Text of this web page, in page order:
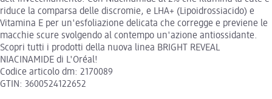
riduce la comparsa delle discromie, e LHA+ (Lipoidrossiacido) e
Vitamina E per un'esfoliazione delicata che corregge e previene le
macchie scure svolgendo al contempo un'azione antiossidante.
Scopri tutti i prodotti della nuova linea BRIGHT REVEAL
NIACINAMIDE di L'Oréal!
Codice articolo dm: 2170089
GTIN: 3600524122652